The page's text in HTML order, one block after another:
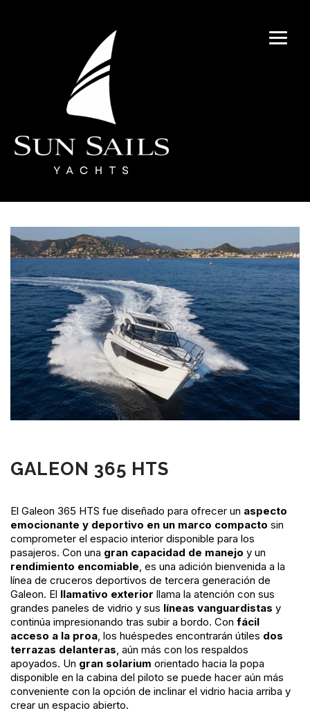
GALEON 365 HTS
El Galeon 365 HTS fue diseñado para ofrecer un aspecto
emocionante y deportivo en un marco compacto sin
comprometer el espacio interior disponible para los
pasajeros. Con una gran capacidad de manejo y un
rendimiento encomiable, es una adición bienvenida a la
línea de cruceros deportivos de tercera generación de
Galeon. El llamativo exterior llama la atención con sus
grandes paneles de vidrio y sus líneas vanguardistas y
continúa impresionando tras subir a bordo. Con fácil
acceso a la proa, los huéspedes encontrarán útiles dos
terrazas delanteras, aún más con los respaldos
apoyados. Un gran solarium orientado hacia la popa
disponible en la cabina del piloto se puede hacer aún más
conveniente con la opción de inclinar el vidrio hacia arriba y
crear un espacio abierto.